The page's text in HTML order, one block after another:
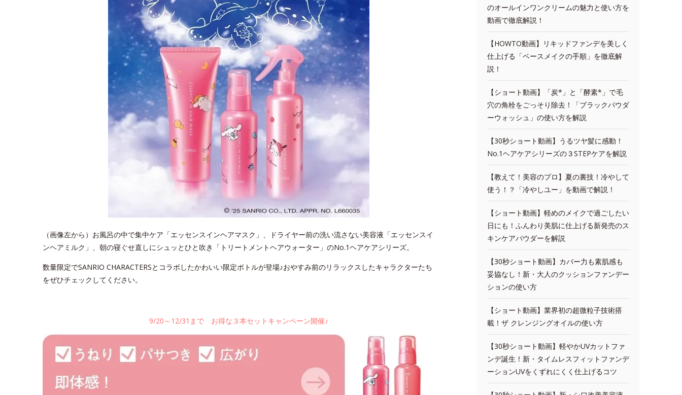
（画像左から）お風呂の中で集中ケア「エッセンスインヘアマスク」、ドライヤー前の洗い流さない美容液「エッセンスイ
ンヘアミルク」、朝の寝ぐせ直しにシュッとひと吹き「トリートメントヘアウォーター」のNo.1ヘアケアシリーズ。
数量限定でSANRIO CHARACTERSとコラボしたかわいい限定ボトルが登場♪おやすみ前のリラックスしたキャラクターたち
をぜひチェックしてください。
9/20～12/31まで お得な３本セットキャンペーン開催♪
のオールインワンクリームの魅力と使い方を
動画で徹底解説！
【HOWTO動画】リキッドファンデを美しく
仕上げる「ベースメイクの手順」を徹底解
説！
【ショート動画】「炭*」と「酵素*」で毛
穴の角栓をごっそり除去！「ブラックパウダ
ーウォッシュ」の使い方を解説
【30秒ショート動画】うるツヤ髪に感動！
No.1ヘアケアシリーズの３STEPケアを解説
【教えて！美容のプロ】夏の裏技！冷やして
使う！？「冷やしユー」を動画で解説！
【ショート動画】軽めのメイクで過ごしたい
日にも！ふんわり美肌に仕上げる新発売のス
キンケアパウダーを解説
【30秒ショート動画】カバー力も素肌感も
妥協なし！新・大人のクッションファンデー
ションの使い方
【ショート動画】業界初の超微粒子技術搭
載！ザ クレンジングオイルの使い方
【30秒ショート動画】軽やかUVカットファ
ンデ誕生！新・タイムレスフィットファンデ
ーションUVをくずれにくく仕上げるコツ